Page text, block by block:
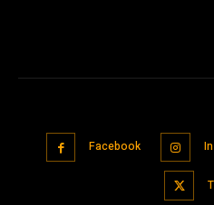
Facebook